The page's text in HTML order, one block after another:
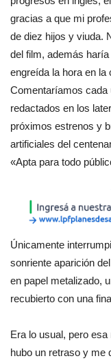
gracias a que mi
de diez hijos y viuda.
del film, además
engreída la hora en la
Comentaríamos cada
redactados en los
próximos estrenos y
artificiales del
«Apta para todo
Únicamente
sonriente aparición
en papel metalizado,
recubierto con una
Era lo usual, pero
hubo un retraso y me